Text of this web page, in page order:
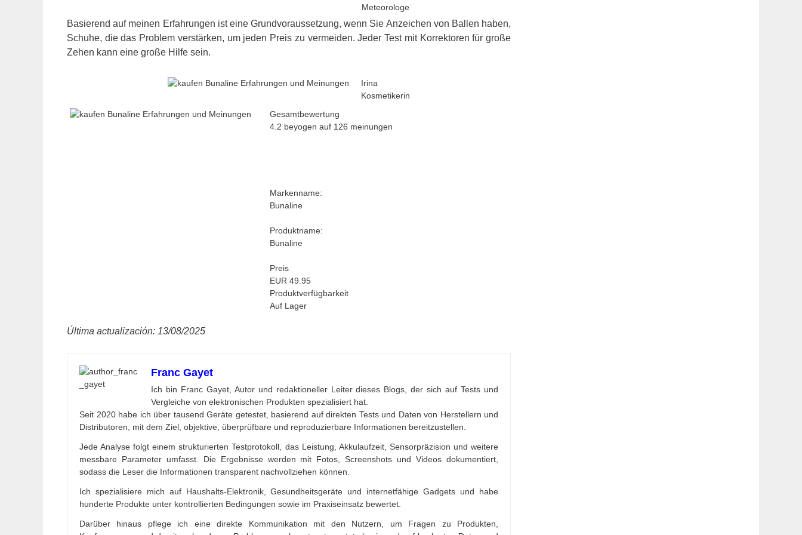
Meteorologe
Basierend auf meinen Erfahrungen ist eine Grundvoraussetzung, wenn Sie Anzeichen von Ballen haben,
Schuhe, die das Problem verstärken, um jeden Preis zu vermeiden. Jeder Test mit Korrektoren für große
Zehen kann eine große Hilfe sein.
Irina
Kosmetikerin
Gesamtbewertung
4.2 beyogen auf 126 meinungen
Markenname:
Bunaline
Produktname:
Bunaline
Preis
EUR 49.95
Produktverfügbarkeit
Auf Lager
Última actualización: 13/08/2025
Franc Gayet
Ich bin Franc Gayet, Autor und redaktioneller Leiter dieses Blogs, der sich auf Tests und
Vergleiche von elektronischen Produkten spezialisiert hat.
Seit 2020 habe ich über tausend Geräte getestet, basierend auf direkten Tests und Daten von Herstellern und
Distributoren, mit dem Ziel, objektive, überprüfbare und reproduzierbare Informationen bereitzustellen.
Jede Analyse folgt einem strukturierten Testprotokoll, das Leistung, Akkulaufzeit, Sensorpräzision und weitere
messbare Parameter umfasst. Die Ergebnisse werden mit Fotos, Screenshots und Videos dokumentiert,
sodass die Leser die Informationen transparent nachvollziehen können.
Ich spezialisiere mich auf Haushalts-Elektronik, Gesundheitsgeräte und internetfähige Gadgets und habe
hunderte Produkte unter kontrollierten Bedingungen sowie im Praxiseinsatz bewertet.
Darüber hinaus pflege ich eine direkte Kommunikation mit den Nutzern, um Fragen zu Produkten,